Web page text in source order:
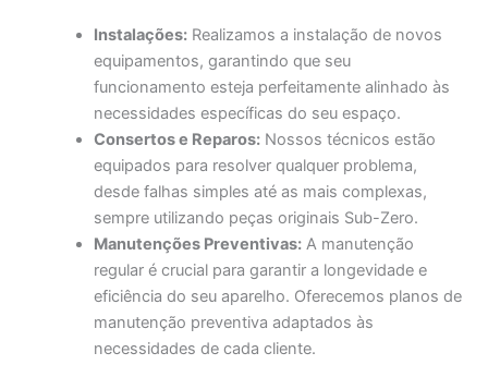
Instalações: Realizamos a instalação de novos
equipamentos, garantindo que seu
funcionamento esteja perfeitamente alinhado às
necessidades específicas do seu espaço.
Consertos e Reparos: Nossos técnicos estão
equipados para resolver qualquer problema,
desde falhas simples até as mais complexas,
sempre utilizando peças originais Sub-Zero.
Manutenções Preventivas: A manutenção
regular é crucial para garantir a longevidade e
eficiência do seu aparelho. Oferecemos planos de
manutenção preventiva adaptados às
necessidades de cada cliente.